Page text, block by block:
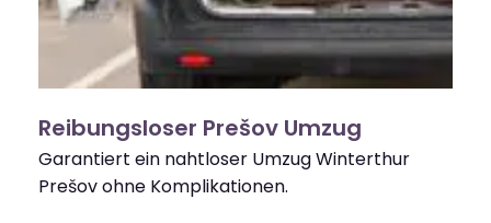
Reibungsloser Prešov Umzug
Garantiert ein nahtloser Umzug Winterthur
Prešov ohne Komplikationen.